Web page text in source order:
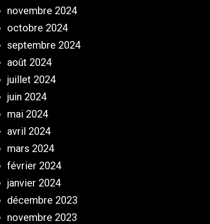
novembre 2024
octobre 2024
septembre 2024
août 2024
juillet 2024
juin 2024
mai 2024
avril 2024
mars 2024
février 2024
janvier 2024
décembre 2023
novembre 2023